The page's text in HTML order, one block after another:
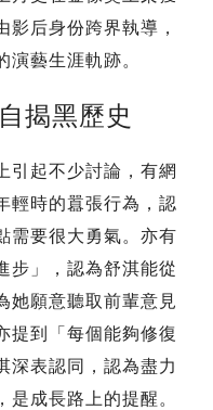
影后身份跨界執導，
演藝生涯軌跡。
揭黑歷史
引起不少討論，有網
輕時的囂張行為，認
需要很大勇氣。亦有
步」，認為舒淇能從
她願意聽取前輩意見
提到「每個能夠修復
深表認同，認為盡力
成長路上的提醒。